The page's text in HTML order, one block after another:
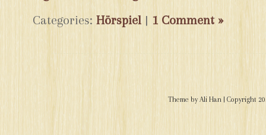
Categories: Hörspiel | 1 Comment »
Theme byAli Han | Copyright